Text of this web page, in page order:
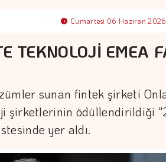
Cumartesi 06 Haziran 2026
TEKNOLOJİ EMEA
sunan fintek şirketi
şirketlerinin ödüllendirildiği
yer aldı.